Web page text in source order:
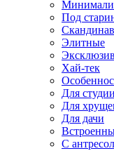
Под
Элитные
Хай-тек
Для студии
Для
Для дачи
С